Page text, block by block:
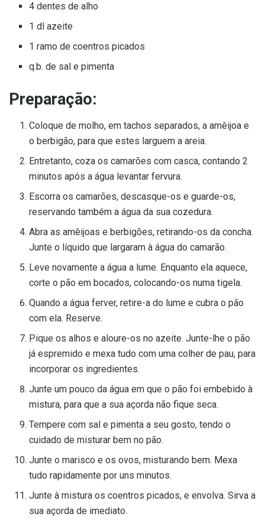
4 dentes de alho
1 dl azeite
1 ramo de coentros picados
q.b. de sal e pimenta
Preparação:
Coloque de molho, em tachos separados, a amêijoa e
o berbigão, para que estes larguem a areia.
Entretanto, coza os camarões com casca, contando 2
minutos após a água levantar fervura.
Escorra os camarões, descasque-os e guarde-os,
reservando também a água da sua cozedura.
Abra as amêijoas e berbigões, retirando-os da concha.
Junte o líquido que largaram à água do camarão.
Leve novamente a água a lume. Enquanto ela aquece,
corte o pão em bocados, colocando-os numa tigela.
Quando a água ferver, retire-a do lume e cubra o pão
com ela. Reserve.
Pique os alhos e aloure-os no azeite. Junte-lhe o pão
já espremido e mexa tudo com uma colher de pau, para
incorporar os ingredientes.
Junte um pouco da água em que o pão foi embebido à
mistura, para que a sua açorda não fique seca.
Tempere com sal e pimenta a seu gosto, tendo o
cuidado de misturar bem no pão.
Junte o marisco e os ovos, misturando bem. Mexa
tudo rapidamente por uns minutos.
Junte à mistura os coentros picados, e envolva. Sirva a
sua açorda de imediato.